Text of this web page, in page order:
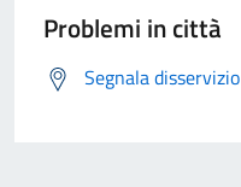
Problemi in città
Segnala disservizio